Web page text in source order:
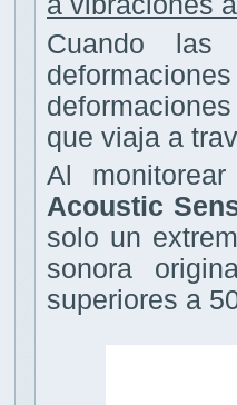
Cuando las
que viaja a
Al
Acoustic
solo un
sonora
superiores a